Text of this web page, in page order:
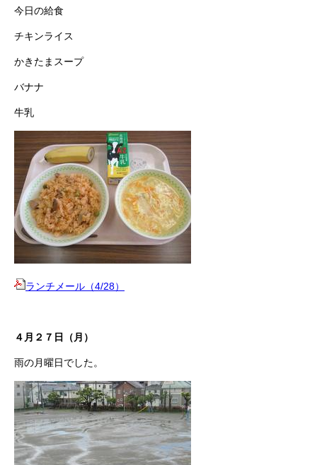
今日の給食
チキンライス
かきたまスープ
バナナ
牛乳
ランチメール（4/28）
４月２７日（月）
雨の月曜日でした。